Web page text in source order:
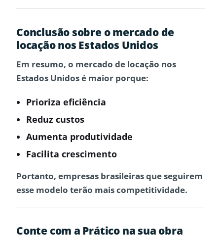
Conclusão sobre o mercado de
locação nos Estados Unidos
Em resumo, o mercado de locação nos
Estados Unidosé maior porque:
Prioriza eficiência
Reduz custos
Aumenta produtividade
Facilita crescimento
Portanto, empresas brasileiras que seguirem
esse modelo terão mais competitividade.
Conte com a Prático na sua obra